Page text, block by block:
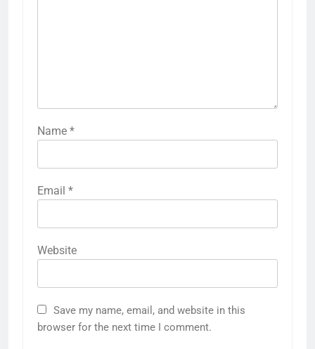
Name *
Email *
Website
Save my name, email, and website in this
browser for the next time I comment.